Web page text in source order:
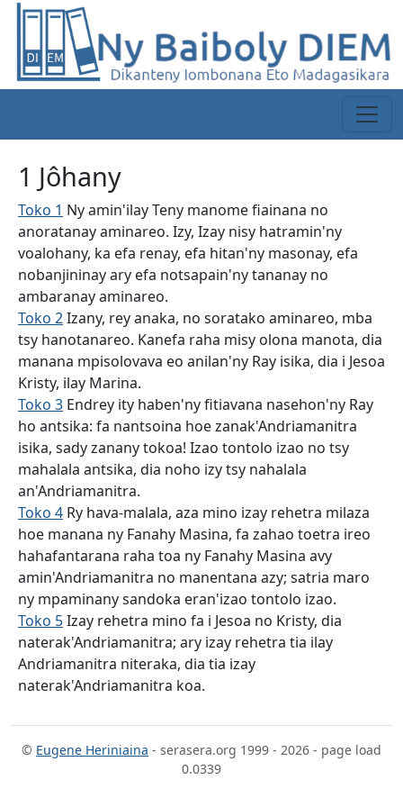
1 Jôhany
Toko 1 Ny amin'ilay Teny manome fiainana no
anoratanay aminareo. Izy, Izay nisy hatramin'ny
voalohany, ka efa renay, efa hitan'ny masonay, efa
nobanjininay ary efa notsapain'ny tananay no
ambaranay aminareo.
Toko 2Izany, rey anaka, no soratako aminareo, mba
tsy hanotanareo. Kanefa raha misy olona manota, dia
manana mpisolovava eo anilan'ny Ray isika, dia i Jesoa
Kristy, ilay Marina.
Toko 3 Endrey ity haben'ny fitiavana nasehon'ny Ray
ho antsika: fa nantsoina hoe zanak'Andriamanitra
isika, sady zanany tokoa! Izao tontolo izao no tsy
mahalala antsika, dia noho izy tsy nahalala
an'Andriamanitra.
Toko 4 Ry hava-malala, aza mino izay rehetra milaza
hoe manana ny Fanahy Masina, fa zahao toetra ireo
hahafantarana raha toa ny Fanahy Masina avy
amin'Andriamanitra no manentana azy; satria maro
ny mpaminany sandoka eran'izao tontolo izao.
Toko 5Izay rehetra mino fa i Jesoa no Kristy, dia
naterak'Andriamanitra; ary izay rehetra tia ilay
Andriamanitra niteraka, dia tia izay
naterak'Andriamanitra koa.
© Eugene Heriniaina - serasera.org 1999 - 2026 - page load
0.0339